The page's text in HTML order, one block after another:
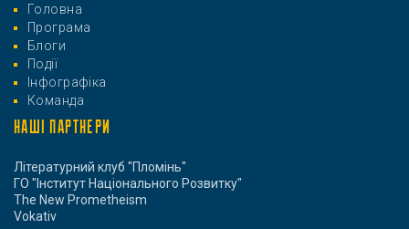
Головна
Програма
Блоги
Події
Інфографіка
Команда
НАШІ ПАРТНЕРИ
Літературний клуб "Пломінь"
ГО "Інститут Національного Розвитку"
The New Prometheism
Vokativ